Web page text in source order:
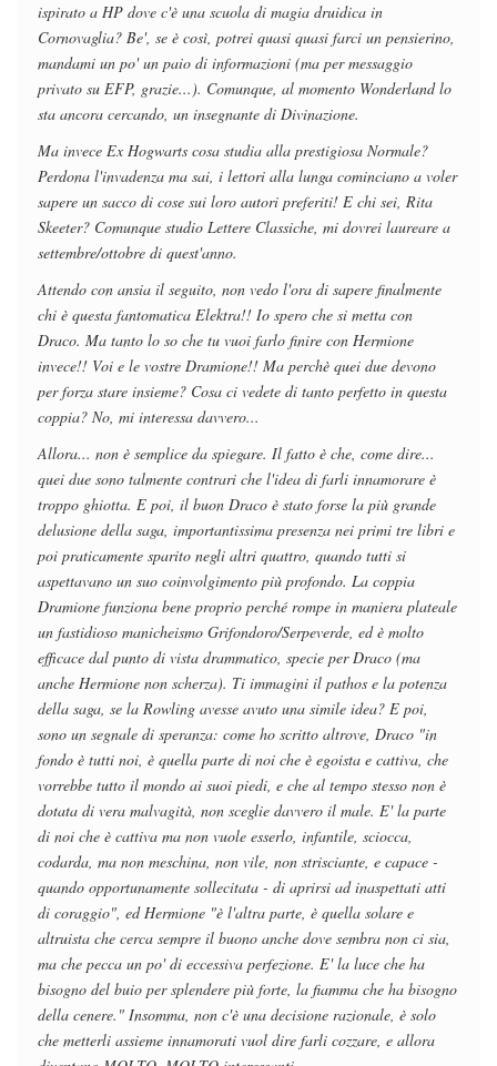
ispirato a HP dove c'è una scuola di magia druidica in
Cornovaglia? Be', se è così, potrei quasi quasi farci un pensierino,
mandami un po' un paio di informazioni (ma per messaggio
privato su EFP, grazie...). Comunque, al momento Wonderland lo
sta ancora cercando, un insegnante di Divinazione.
Ma invece Ex Hogwarts cosa studia alla prestigiosa Normale?
Perdona l'invadenza ma sai, i lettori alla lunga cominciano a voler
sapere un sacco di cose sui loro autori preferiti! E chi sei, Rita
Skeeter? Comunque studio Lettere Classiche, mi dovrei laureare a
settembre/ottobre di quest'anno.
Attendo con ansia il seguito, non vedo l'ora di sapere finalmente
chi è questa fantomatica Elektra!! Io spero che si metta con
Draco. Ma tanto lo so che tu vuoi farlo finire con Hermione
invece!! Voi e le vostre Dramione!! Ma perchè quei due devono
per forza stare insieme? Cosa ci vedete di tanto perfetto in questa
coppia? No, mi interessa davvero...
Allora... non è semplice da spiegare. Il fatto è che, come dire...
quei due sono talmente contrari che l'idea di farli innamorare è
troppo ghiotta. E poi, il buon Draco è stato forse la più grande
delusione della saga, importantissima presenza nei primi tre libri e
poi praticamente sparito negli altri quattro, quando tutti si
aspettavano un suo coinvolgimento più profondo. La coppia
Dramione funziona bene proprio perché rompe in maniera plateale
un fastidioso manicheismo Grifondoro/Serpeverde, ed è molto
efficace dal punto di vista drammatico, specie per Draco (ma
anche Hermione non scherza). Ti immagini il pathos e la potenza
della saga, se la Rowling avesse avuto una simile idea? E poi,
sono un segnale di speranza: come ho scritto altrove, Draco "in
fondo è tutti noi, è quella parte di noi che è egoista e cattiva, che
vorrebbe tutto il mondo ai suoi piedi, e che al tempo stesso non è
dotata di vera malvagità, non sceglie davvero il male. E' la parte
di noi che è cattiva ma non vuole esserlo, infantile, sciocca,
codarda, ma non meschina, non vile, non strisciante, e capace -
quando opportunamente sollecitata - di aprirsi ad inaspettati atti
di coraggio", ed Hermione "è l'altra parte, è quella solare e
altruista che cerca sempre il buono anche dove sembra non ci sia,
ma che pecca un po' di eccessiva perfezione. E' la luce che ha
bisogno del buio per splendere più forte, la fiamma che ha bisogno
della cenere." Insomma, non c'è una decisione razionale, è solo
che metterli assieme innamorati vuol dire farli cozzare, e allora